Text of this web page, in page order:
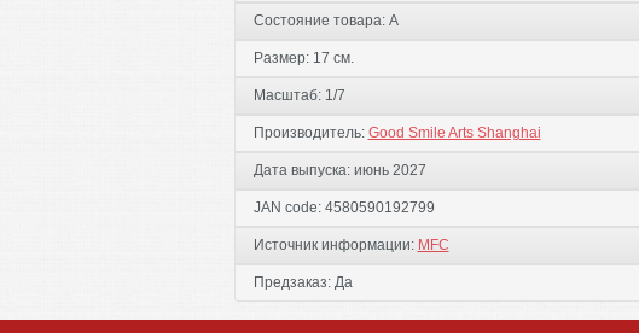
Состояние товара: А
Размер: 17 см.
Масштаб: 1/7
Производитель: Good Smile Arts Shanghai
Дата выпуска: июнь 2027
JAN code: 4580590192799
Источник информации: MFC
Предзаказ: Да